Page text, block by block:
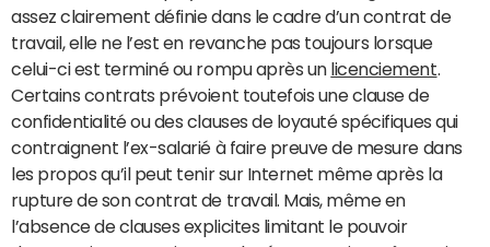
assez clairement définie dans le cadre d’un contrat de
travail, elle ne l’est en revanche pas toujours lorsque
celui-ci est terminé ou rompu après un licenciement
Certains contrats prévoient toutefois une clause de
confidentialité ou des clauses de loyauté spécifiques qui
contraignent l’ex-salarié à faire preuve de mesure dans
les propos qu’il peut tenir sur Internet même après la
rupture de son contrat de travail. Mais, même en
l’absence de clauses explicites limitant le pouvoir